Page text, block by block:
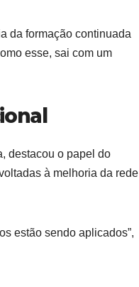
da formação continuada
esse, sai com um
destacou o papel do
à melhoria da rede
estão sendo aplicados”,